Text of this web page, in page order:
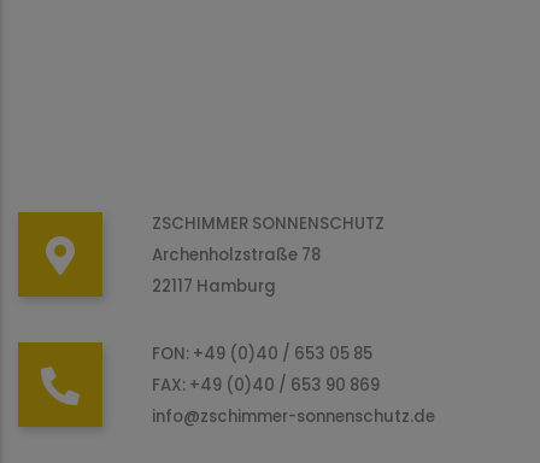
ZSCHIMMER SONNENSCHUTZ
Archenholzstraße 78
22117 Hamburg
FON: +49 (0)40 / 653 05 85
FAX: +49 (0)40 / 653 90 869
info@zschimmer-sonnenschutz.de